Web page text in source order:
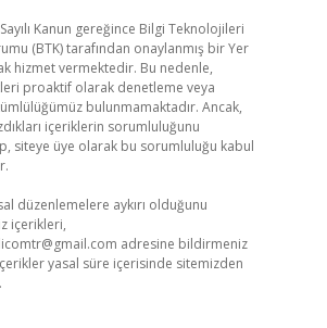
Kanun gereğince Bilgi Teknolojileri
(BTK) tarafından onaylanmış bir Yer
hizmet vermektedir. Bu nedenle,
proaktif olarak denetleme veya
bulunmamaktadır. Ancak,
içeriklerin sorumluluğunu
siteye üye olarak bu sorumluluğu kabul
düzenlemelere aykırı olduğunu
içerikleri,
adresine bildirmeniz
yasal süre içerisinde sitemizden